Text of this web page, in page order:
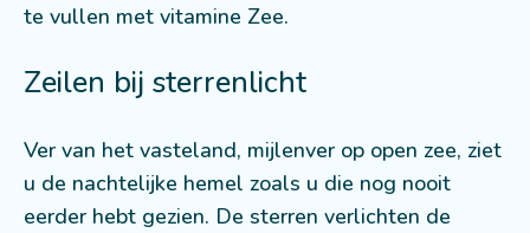
te vullen met vitamine Zee.
Zeilen bij sterrenlicht
Ver van het vasteland, mijlenver op open zee, ziet
u de nachtelijke hemel zoals u die nog nooit
eerder hebt gezien. De sterren verlichten de